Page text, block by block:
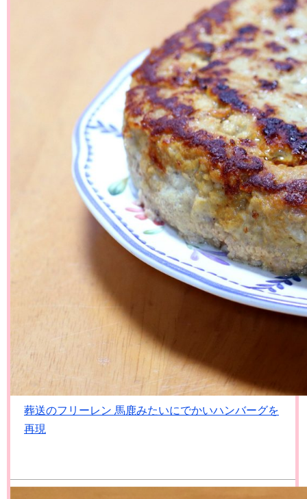
葬送のフリーレン 馬鹿みたいにでかいハンバーグを
再現